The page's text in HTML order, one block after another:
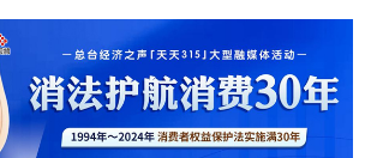
（含国医大师、全国名中医、青年医生及AI医
生）运营、人工智能医疗技术应用、优质医疗
资源整合等核心议题深入交流，并在“AI+医疗健
康”赋能基层中医、中医全球化推广、大健康产
业协同发展等领域达成多项共识。